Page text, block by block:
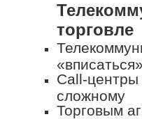
торговле
Call-центры
сложному
Торговым